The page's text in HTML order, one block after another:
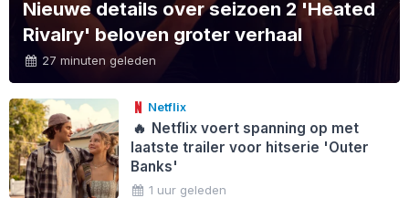
Nieuwe details over seizoen 2 'Heated
Rivalry' beloven groter verhaal
27 minuten geleden
Netflix
🔥 Netflix voert spanning op met
laatste trailer voor hitserie 'Outer
Banks'
1 uur geleden